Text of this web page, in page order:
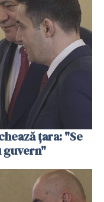
țara: "Se
guvern"